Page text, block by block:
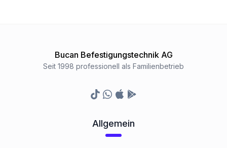
Bucan Befestigungstechnik AG
Seit 1998 professionell als Familienbetrieb
TikTokWhatsapp
Appstore
Google Play Store
Allgemein